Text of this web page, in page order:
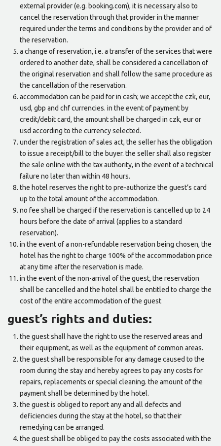
external provider (e.g. booking.com), it is necessary also to
cancel the reservation through that provider in the manner
required under the terms and conditions by the provider and of
the reservation.
a change of reservation, i.e. a transfer of the services that were
ordered to another date, shall be considered a cancellation of
the original reservation and shall follow the same procedure as
the cancellation of the reservation.
accommodation can be paid for in cash; we accept the czk, eur,
usd, gbp and chf currencies. in the event of payment by
credit/debit card, the amount shall be charged in czk, eur or
usd according to the currency selected.
under the registration of sales act, the seller has the obligation
to issue a receipt/bill to the buyer. the seller shall also register
the sale online with the tax authority, in the event of a technical
failure no later than within 48 hours.
the hotel reserves the right to pre-authorize the guest’s card
up to the total amount of the accommodation.
no fee shall be charged if the reservation is cancelled up to 24
hours before the date of arrival (applies to a standard
reservation).
in the event of a non-refundable reservation being chosen, the
hotel has the right to charge 100% of the accommodation price
at any time after the reservation is made.
in the event of the non-arrival of the guest, the reservation
shall be cancelled and the hotel shall be entitled to charge the
cost of the entire accommodation of the guest
guest’s rights and duties:
the guest shall have the right to use the reserved areas and
their equipment, as well as the equipment of common areas.
the guest shall be responsible for any damage caused to the
room during the stay and hereby agrees to pay any costs for
repairs, replacements or special cleaning. the amount of the
payment shall be determined by the hotel.
the guest is obliged to report any and all defects and
deficiencies during the stay at the hotel, so that their
remedying can be arranged.
the guest shall be obliged to pay the costs associated with the